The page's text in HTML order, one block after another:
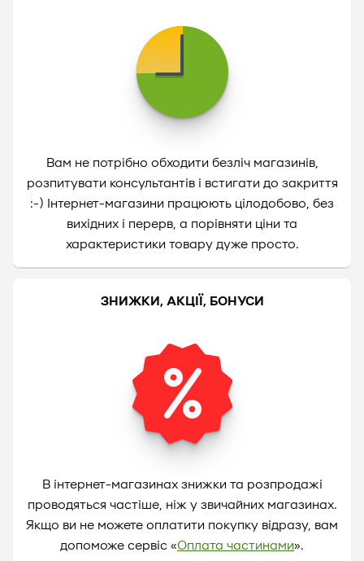
Вам не потрібно обходити безліч магазинів,
розпитувати консультантів і встигати до закриття
:-) Інтернет-магазини працюють цілодобово, без
вихідних і перерв, а порівняти ціни та
характеристики товару дуже просто.
ЗНИЖКИ, АКЦІЇ, БОНУСИ
В інтернет-магазинах знижки та розпродажі
проводяться частіше, ніж у звичайних магазинах.
Якщо ви не можете оплатити покупку відразу, вам
допоможе сервіс «Оплата частинами».